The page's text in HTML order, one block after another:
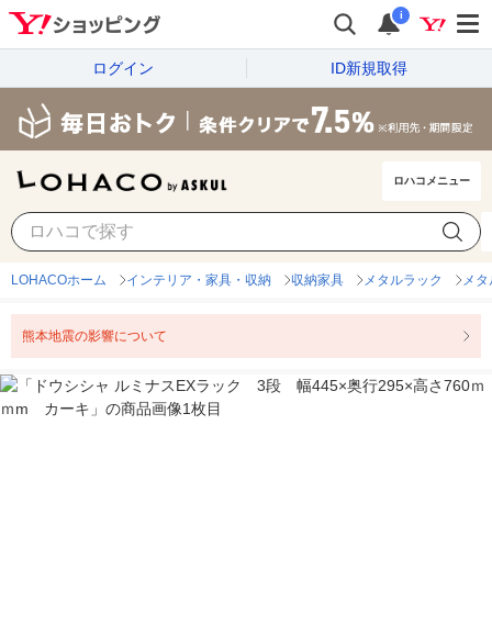
i
ログイン ID新規取得
ロハコメニュー
LOHACOホーム インテリア・家具・収納 収納家具 メタルラック メ
熊本地震の影響について